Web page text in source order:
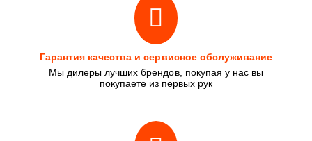
Гарантия качества и сервисное обслуживание
Мы дилеры лучших брендов, покупая у нас вы
покупаете из первых рук